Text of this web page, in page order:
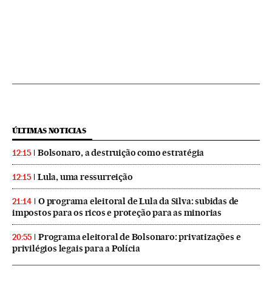
ÚLTIMAS NOTICIAS
12:15 Bolsonaro, a destruição como estratégia
12:15 Lula, uma ressurreição
21:14
O programa eleitoral de Lula da Silva: subidas de
impostos para os ricos e proteção para as minorias
20:55
Programa eleitoral de Bolsonaro: privatizações e
privilégios legais para a Polícia